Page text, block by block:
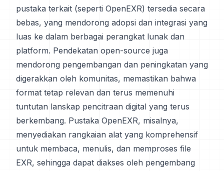
pustaka terkait (seperti OpenEXR) tersedia secara
bebas, yang mendorong adopsi dan integrasi yang
luas ke dalam berbagai perangkat lunak dan
platform. Pendekatan open-source juga
mendorong pengembangan dan peningkatan yang
digerakkan oleh komunitas, memastikan bahwa
format tetap relevan dan terus memenuhi
tuntutan lanskap pencitraan digital yang terus
berkembang. Pustaka OpenEXR, misalnya,
menyediakan rangkaian alat yang komprehensif
untuk membaca, menulis, dan memproses file
EXR, sehingga dapat diakses oleh pengembang